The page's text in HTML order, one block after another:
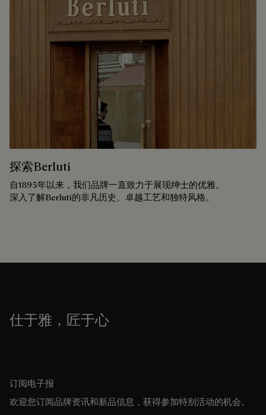
探索Berluti
自1895年以来，我们品牌一直致力于展现绅士的优雅。
深入了解Berluti的非凡历史、卓越工艺和独特风格。
仕于雅，匠于心
订阅电子报
欢迎您订阅品牌资讯和新品信息，获得参加特别活动的机会。